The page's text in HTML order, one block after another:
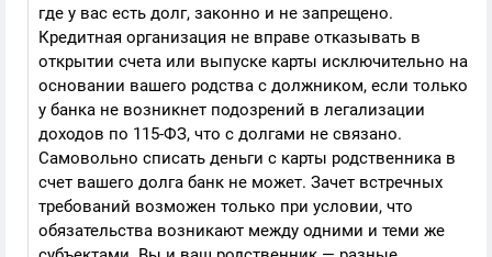
где у вас есть долг, законно и не запрещено.
Кредитная организация не вправе отказывать в
открытии счета или выпуске карты исключительно на
основании вашего родства с должником, если только
у банка не возникнет подозрений в легализации
доходов по 115-ФЗ, что с долгами не связано.
Самовольно списать деньги с карты родственника в
счет вашего долга банк не может. Зачет встречных
требований возможен только при условии, что
обязательства возникают между одними и теми же